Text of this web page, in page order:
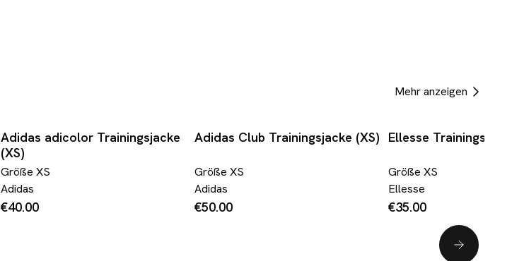
Mehr anzeigen
Adidas adicolor Trainingsjacke
(XS)
Größe XS
Adidas
€40.00
Adidas Club Trainingsjacke (XS)
Größe XS
Adidas
€50.00
Ellesse Trainingsjacke
Größe XS
Ellesse
€35.00